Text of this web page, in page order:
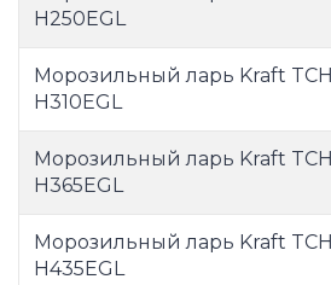
H250EGL
Морозильный ларь Kraft TCH
H310EGL
Морозильный ларь Kraft TCH
H365EGL
Морозильный ларь Kraft TCH
H435EGL